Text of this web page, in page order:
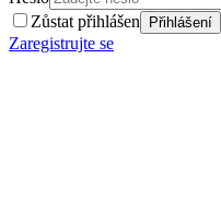
Zůstat přihlášen
Přihlášení
Zaregistrujte se